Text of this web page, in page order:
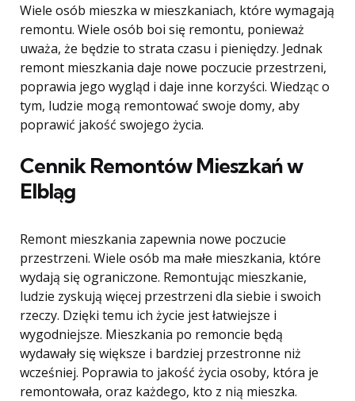
Wiele osób mieszka w mieszkaniach, które wymagają
remontu. Wiele osób boi się remontu, ponieważ
uważa, że ​​będzie to strata czasu i pieniędzy. Jednak
remont mieszkania daje nowe poczucie przestrzeni,
poprawia jego wygląd i daje inne korzyści. Wiedząc o
tym, ludzie mogą remontować swoje domy, aby
poprawić jakość swojego życia.
Cennik Remontów Mieszkań w
Elbląg
Remont mieszkania zapewnia nowe poczucie
przestrzeni. Wiele osób ma małe mieszkania, które
wydają się ograniczone. Remontując mieszkanie,
ludzie zyskują więcej przestrzeni dla siebie i swoich
rzeczy. Dzięki temu ich życie jest łatwiejsze i
wygodniejsze. Mieszkania po remoncie będą
wydawały się większe i bardziej przestronne niż
wcześniej. Poprawia to jakość życia osoby, która je
remontowała, oraz każdego, kto z nią mieszka.